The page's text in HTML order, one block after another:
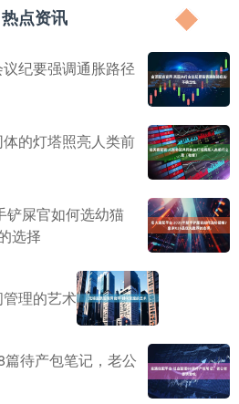
热点资讯
纪要强调通胀路径
的灯塔照亮人类前
铲屎官如何选幼猫
选择
理的艺术
待产包笔记，老公